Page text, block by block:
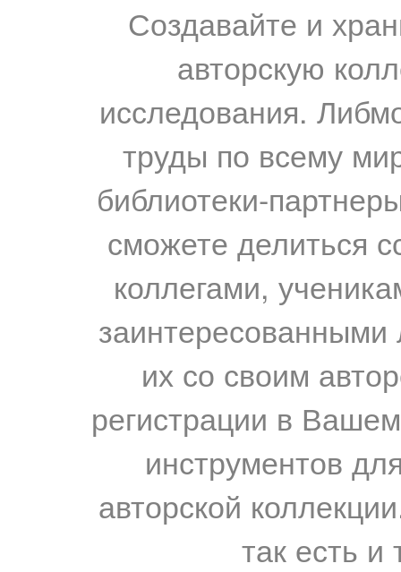
Создавайте и
авторскую
исследования.
труды по всему
библиотеки-
сможете делиться
коллегами,
их со своим
регистрации в
инструментов
авторской
так есть и